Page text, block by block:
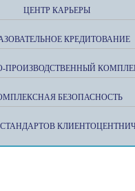
ЦЕНТР КАРЬЕРЫ
КРЕДИТОВАНИЕ
ПРОИЗВОДСТВЕННЫЙ
БЕЗОПАСНОСТЬ